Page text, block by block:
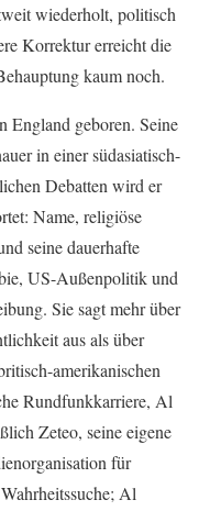
wiederholt, politisch
Korrektur erreicht die
kaum noch.
England geboren. Seine
in einer südasiatisch-
Debatten wird er
Name, religiöse
seine dauerhafte
US-Außenpolitik und
Sie sagt mehr über
aus als über
amerikanischen
Rundfunkkarriere, Al
Zeteo, seine eigene
für
Al